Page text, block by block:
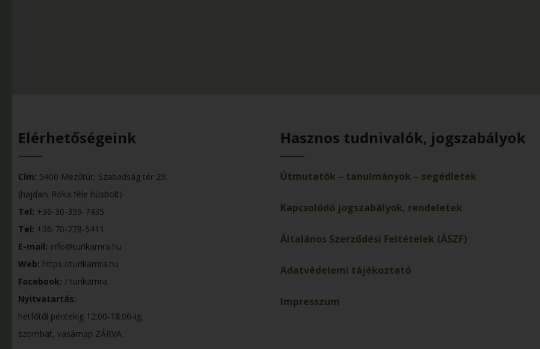
Elérhetőségeink
Cím: 5400 Mezőtúr, Szabadság tér 29.
(hajdani Róka féle húsbolt)
Tel: +36-30-359-7435
Tel: +36-70-278-5411
E-mail: info@turikamra.hu
Web: https://turikamra.hu
Facebook: / turikamra
Nyitvatartás:
hétfőtől péntekig 12:00-18:00-ig,
szombat, vasárnap ZÁRVA.
Hasznos tudnivalók, jogszabályok
Útmutatók – tanulmányok – segédletek
Kapcsolódó jogszabályok, rendeletek
Általános Szerződési Feltételek (ÁSZF)
Adatvédelemi tájékoztató
Impresszum